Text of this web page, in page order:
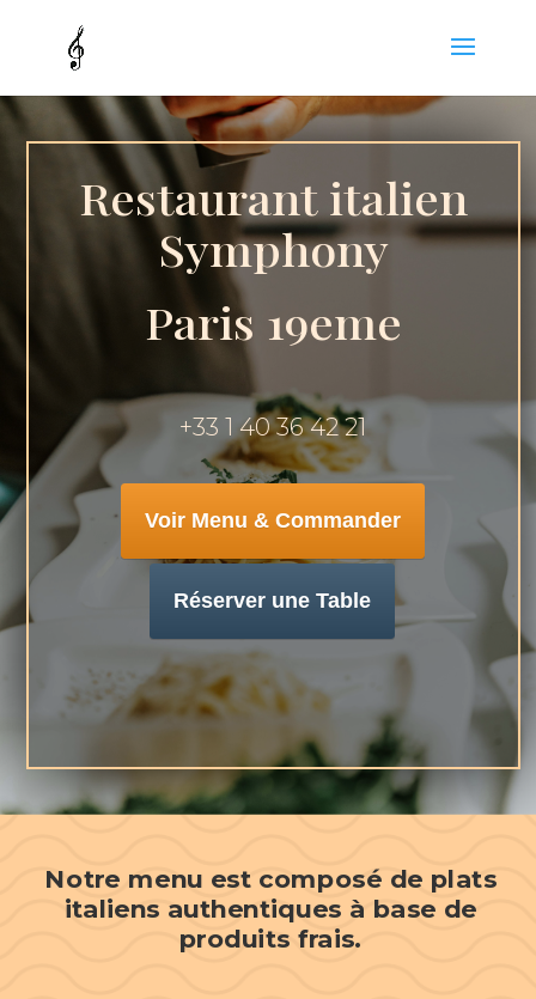
Restaurant italien
Symphony
Paris 19eme
+33 1 40 36 42 21
Voir Menu & Commander
Réserver une Table
Notre menu est composé de plats
italiens authentiques à base de
produits frais.